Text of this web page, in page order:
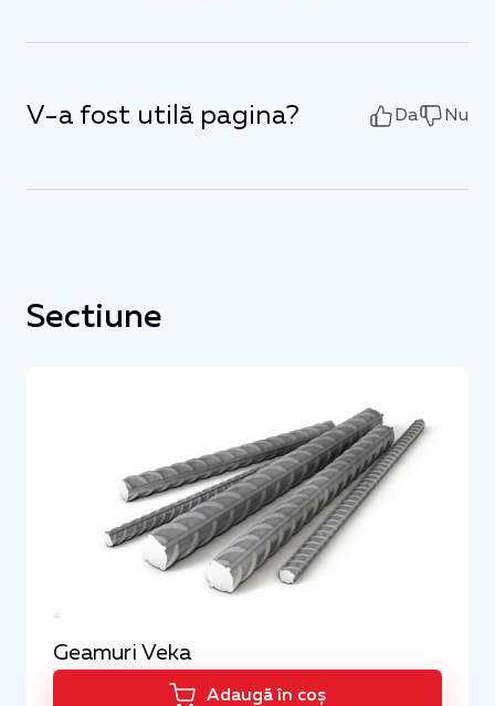
V-a fost utilă pagina? Da Nu
Sectiune
Geamuri Veka
Adaugă în coș